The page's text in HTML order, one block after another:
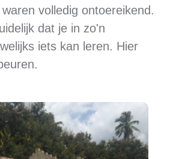
volledig ontoereikend.
dat je in zo'n
iets kan leren. Hier